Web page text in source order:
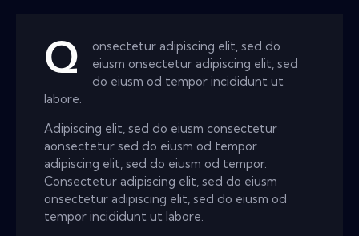
Q
onsectetur adipiscing elit, sed do
eiusm onsectetur adipiscing elit, sed
do eiusm od tempor incididunt ut
labore.
Adipiscing elit, sed do eiusm consectetur
aonsectetur sed do eiusm od tempor
adipiscing elit, sed do eiusm od tempor.
Consectetur adipiscing elit, sed do eiusm
onsectetur adipiscing elit, sed do eiusm od
tempor incididunt ut labore.